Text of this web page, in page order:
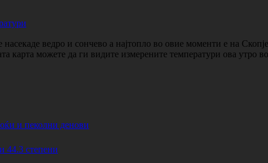
ведро и сончево а најтопло во овие моменти е на
карта можете да ги видите измерените температури ова утро
и пеколни денови
степени